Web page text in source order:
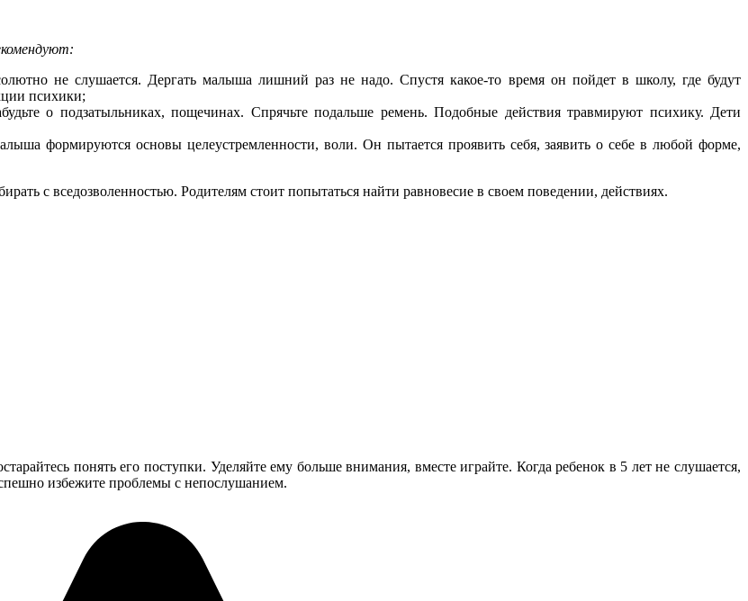
не слушается. Дергать малыша лишний раз не надо. Спустя какое-то время он пойдет в школу, где будут
психики;
о подзатыльниках, пощечинах. Спрячьте подальше ремень. Подобные действия травмируют психику. Дети
формируются основы целеустремленности, воли. Он пытается проявить себя, заявить о себе в любой форме,
с вседозволенностью. Родителям стоит попытаться найти равновесие в своем поведении, действиях.
понять его поступки. Уделяйте ему больше внимания, вместе играйте. Когда ребенок в 5 лет не слушается,
избежите проблемы с непослушанием.